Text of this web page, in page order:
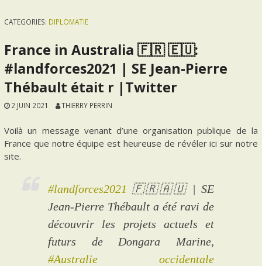
CATEGORIES: DIPLOMATIE
France in Australia 🇫🇷 🇪🇺:
#landforces2021 | SE Jean-Pierre
Thébault était r |Twitter
2 JUIN 2021 THIERRY PERRIN
Voilà un message venant d’une organisation publique de la
France que notre équipe est heureuse de révéler ici sur notre
site.
#landforces2021 🇫🇷🇦🇺 | SE
Jean-Pierre Thébault a été ravi de
découvrir les projets actuels et
futurs de Dongara Marine,
#Australie occidentale